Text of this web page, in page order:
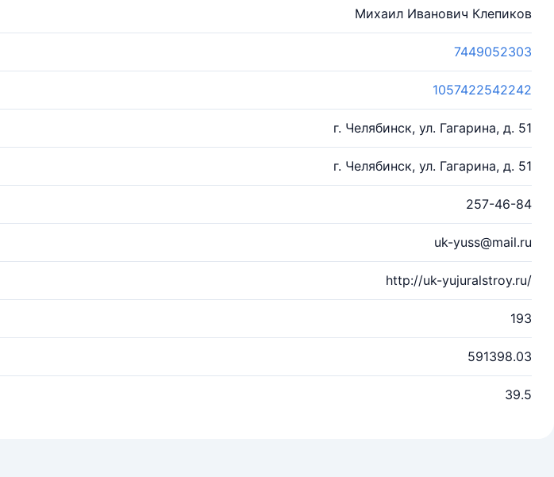
Михаил Иванович Клепиков
7449052303
1057422542242
г. Челябинск, ул. Гагарина, д. 51
г. Челябинск, ул. Гагарина, д. 51
257-46-84
uk-yuss@mail.ru
http://uk-yujuralstroy.ru/
193
591398.03
39.5